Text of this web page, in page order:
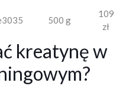
500 g
109
zł
kreatynę w